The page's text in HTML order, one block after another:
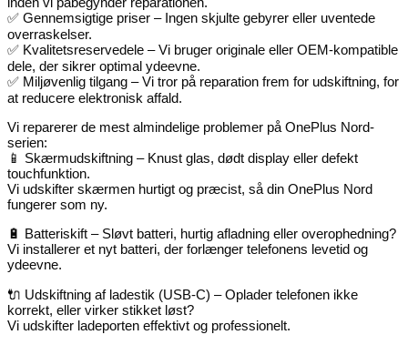
✅ Gennemsigtige priser – Ingen skjulte gebyrer eller uventede
overraskelser.
✅ Kvalitetsreservedele – Vi bruger originale eller OEM-kompatible
dele, der sikrer optimal ydeevne.
✅ Miljøvenlig tilgang – Vi tror på reparation frem for udskiftning, for
at reducere elektronisk affald.
Vi reparerer de mest almindelige problemer på OnePlus Nord-
serien:
📱 Skærmudskiftning – Knust glas, dødt display eller defekt
touchfunktion.
Vi udskifter skærmen hurtigt og præcist, så din OnePlus Nord
fungerer som ny.
🔋 Batteriskift – Sløvt batteri, hurtig afladning eller overophedning?
Vi installerer et nyt batteri, der forlænger telefonens levetid og
ydeevne.
🔌 Udskiftning af ladestik (USB-C) – Oplader telefonen ikke
korrekt, eller virker stikket løst?
Vi udskifter ladeporten effektivt og professionelt.